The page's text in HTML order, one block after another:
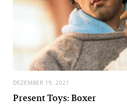
DEZEMBER 19, 2021
Present Toys: Boxer